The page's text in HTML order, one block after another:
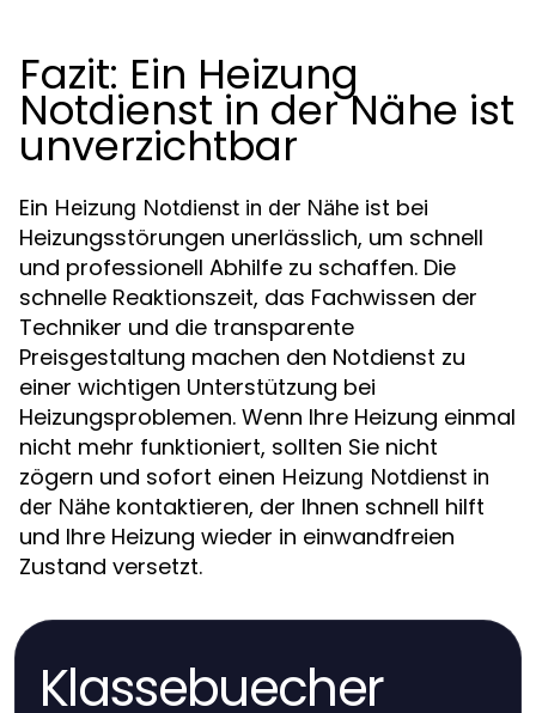
Fazit: Ein Heizung
Notdienst in der Nähe ist
unverzichtbar
Ein Heizung Notdienst in der Nähe ist bei
Heizungsstörungen unerlässlich, um schnell
und professionell Abhilfe zu schaffen. Die
schnelle Reaktionszeit, das Fachwissen der
Techniker und die transparente
Preisgestaltung machen den Notdienst zu
einer wichtigen Unterstützung bei
Heizungsproblemen. Wenn Ihre Heizung einmal
nicht mehr funktioniert, sollten Sie nicht
zögern und sofort einen Heizung Notdienst in
der Nähe kontaktieren, der Ihnen schnell hilft
und Ihre Heizung wieder in einwandfreien
Zustand versetzt.
Klassebuecher